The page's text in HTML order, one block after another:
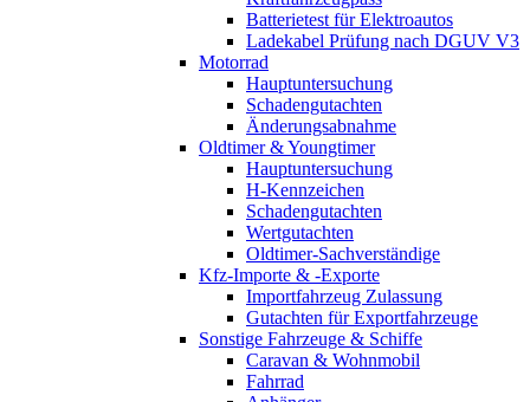
Batterietest für Elektroautos
Ladekabel Prüfung nach DGUV V3
Motorrad
Hauptuntersuchung
Schadengutachten
Änderungsabnahme
Oldtimer & Youngtimer
Hauptuntersuchung
H-Kennzeichen
Schadengutachten
Wertgutachten
Oldtimer-Sachverständige
Kfz-Importe & -Exporte
Importfahrzeug Zulassung
Gutachten für Exportfahrzeuge
Sonstige Fahrzeuge & Schiffe
Caravan & Wohnmobil
Fahrrad